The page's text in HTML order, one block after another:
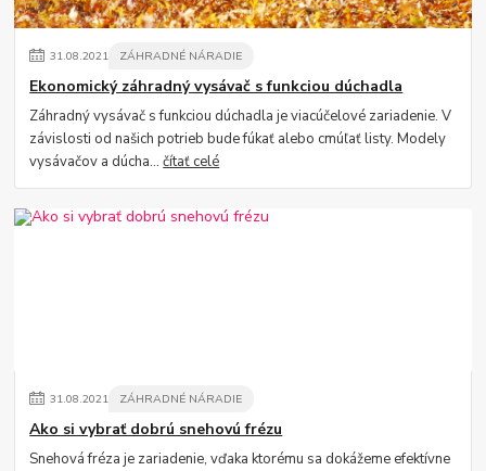
31.08.2021 ZÁHRADNÉ NÁRADIE
Ekonomický záhradný vysávač s funkciou dúchadla
Záhradný vysávač s funkciou dúchadla je viacúčelové zariadenie. V
závislosti od našich potrieb bude fúkať alebo cmúľať listy. Modely
vysávačov a dúcha...čítať celé
31.08.2021 ZÁHRADNÉ NÁRADIE
Ako si vybrať dobrú snehovú frézu
Snehová fréza je zariadenie, vďaka ktorému sa dokážeme efektívne